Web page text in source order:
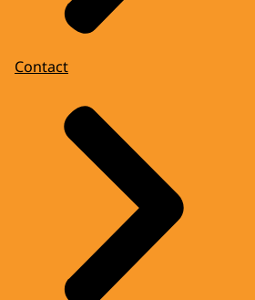
Contact